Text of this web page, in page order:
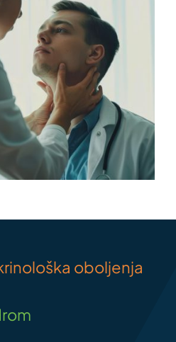
oboljenja